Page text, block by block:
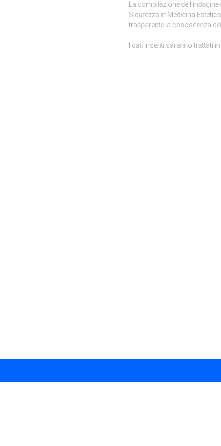
La compilazione
Sicurezza in Medicina
trasparente la conoscenza
I dati inseriti saranno trattati